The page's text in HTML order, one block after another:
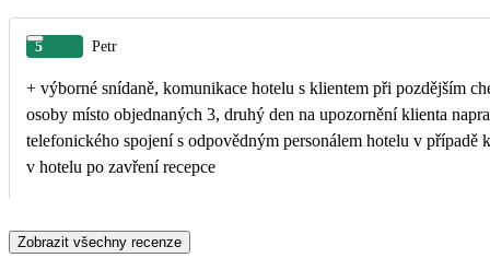
5 Petr
+ výborné snídaně, komunikace hotelu s klientem při pozdějším check in - ložní
osoby místo objednaných 3, druhý den na upozornění klienta napraveno -
telefonického spojení s odpovědným personálem hotelu v případě
v hotelu po zavření recepce
Zobrazit všechny recenze